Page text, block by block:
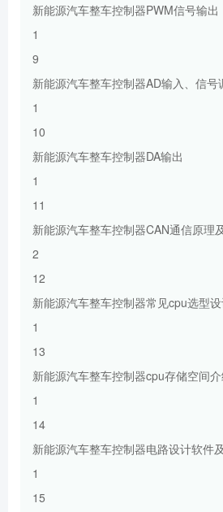
新能源汽车整车控制器PWM信号输出
1
9
新能源汽车整车控制器AD输入、信
1
10
新能源汽车整车控制器DA输出
1
11
新能源汽车整车控制器CAN通信原理
2
12
新能源汽车整车控制器常见cpu选型
1
13
新能源汽车整车控制器cpu存储空间
1
14
新能源汽车整车控制器电路设计软件
1
15